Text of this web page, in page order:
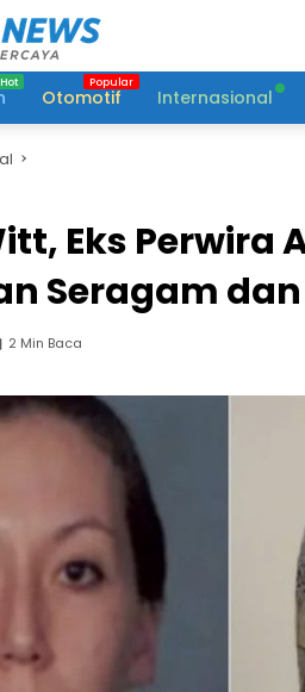
Otomotif Internasional
Eks Perwira
Seragam
2 Min Baca